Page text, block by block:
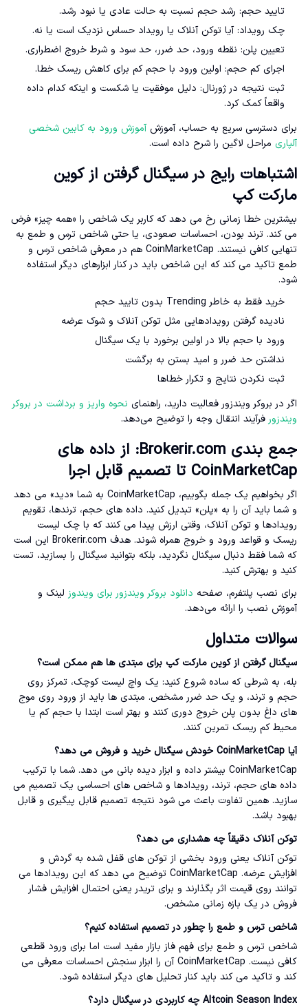
تایید حجم: رشد حجم نسبت به حالت عادی یا نبود رشد.
چک رویداد: آیا توکن آنلاک یا رویداد حساس نزدیک است یا نه.
تعیین پلن: نقطه ورود، حد ضرر، حد سود و شرط خروج اضطراری.
اجرای کم حجم: اولین ورود با حجم کم برای کاهش ریسک خطا.
ثبت نتیجه در ژورنال: دلیل موفقیت یا شکست و اینکه کدام داده
واقعاً کمک کرد.
برای دسترسی سریع به حساب، آموزش آموزش ورود به کابین شخصی
آلپاری مراحل لاگین را شرح داده است.
اشتباهات رایج در سیگنال گرفتن از کوین
مارکت کپ
بیشترین خطا زمانی رخ می دهد که کاربر یک شاخص را «همه چیز» فرض
می کند. ترند بودن، احساسات صعودی، یا حتی شاخص ترس و طمع به
تنهایی کافی نیستند. CoinMarketCap هم در معرفی شاخص ترس و
طمع تاکید می کند که این شاخص باید در کنار ابزارهای دیگر استفاده
شود.
خرید فقط به خاطر Trending بدون تایید حجم
نادیده گرفتن رویدادهایی مثل توکن آنلاک و شوک عرضه
ورود با حجم بالا در اولین برخورد با یک سیگنال
نداشتن حد ضرر و امید بستن به برگشت
ثبت نکردن نتایج و تکرار خطاها
اگر در بروکر ویندزور فعالیت دارید، راهنمای نحوه واریز و برداشت در بروکر
ویندزور فرآیند انتقال وجه را توضیح می‌دهد.
جمع بندی Brokerir.com: از داده های
CoinMarketCap تا تصمیم قابل اجرا
اگر بخواهیم یک جمله بگوییم، CoinMarketCap به شما «دید» می دهد
و شما باید آن را به «پلن» تبدیل کنید. داده های حجم، ترندها، تقویم
رویدادها و توکن آنلاک، وقتی ارزش پیدا می کنند که با چک لیست
ریسک و قواعد ورود و خروج همراه شوند. هدف Brokerir.com این است
که شما فقط دنبال سیگنال نگردید، بلکه بتوانید سیگنال را بسازید، تست
کنید و بهترش کنید.
برای نصب پلتفرم، صفحه دانلود بروکر ویندزور برای ویندوز لینک و
آموزش نصب را ارائه می‌دهد.
سوالات متداول
سیگنال گرفتن از کوین مارکت کپ برای مبتدی ها هم ممکن است؟
بله، به شرطی که ساده شروع کنید: یک واچ لیست کوچک، تمرکز روی
حجم و ترند، و یک حد ضرر مشخص. مبتدی ها باید از ورود روی موج
های داغ بدون پلن خروج دوری کنند و بهتر است ابتدا با حجم کم یا
محیط کم ریسک تمرین کنند.
آیا CoinMarketCap خودش سیگنال خرید و فروش می دهد؟
CoinMarketCap بیشتر داده و ابزار دیده بانی می دهد. شما با ترکیب
داده های حجم، ترند، رویدادها و شاخص های احساسی یک تصمیم می
سازید. همین تفاوت باعث می شود نتیجه تصمیم قابل پیگیری و قابل
بهبود باشد.
توکن آنلاک دقیقاً چه هشداری می دهد؟
توکن آنلاک یعنی ورود بخشی از توکن های قفل شده به گردش و
افزایش عرضه. CoinMarketCap توضیح می دهد که این رویدادها می
توانند روی قیمت اثر بگذارند و برای تریدر یعنی احتمال افزایش فشار
فروش در یک بازه زمانی مشخص.
شاخص ترس و طمع را چطور در تصمیم استفاده کنیم؟
شاخص ترس و طمع برای فهم فاز بازار مفید است اما برای ورود قطعی
کافی نیست. CoinMarketCap آن را ابزار سنجش احساسات معرفی می
کند و تاکید می کند باید کنار تحلیل های دیگر استفاده شود.
Altcoin Season Index چه کاربردی در سیگنال دارد؟